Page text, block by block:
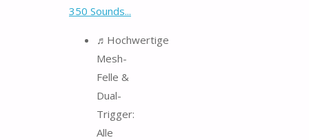
350 Sounds...
♬Hochwertige
Mesh-
Felle &
Dual-
Trigger:
Alle